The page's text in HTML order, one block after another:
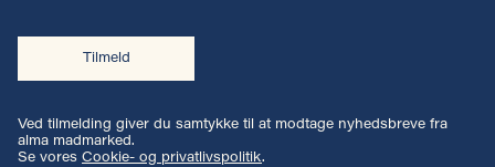
Tilmeld
Ved tilmelding giver du samtykke til at modtage nyhedsbreve fra
alma madmarked.
Se vores Cookie- og privatlivspolitik.